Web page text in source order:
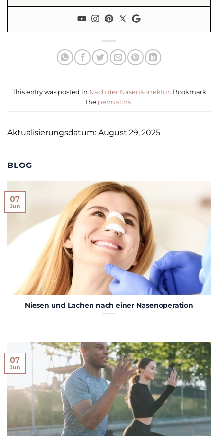
This entry was posted in Nach der Nasenkorrektur. Bookmark
the permalink.
Aktualisierungsdatum: August 29, 2025
BLOG
Niesen und Lachen nach einer Nasenoperation
07
Jun
07
Jun